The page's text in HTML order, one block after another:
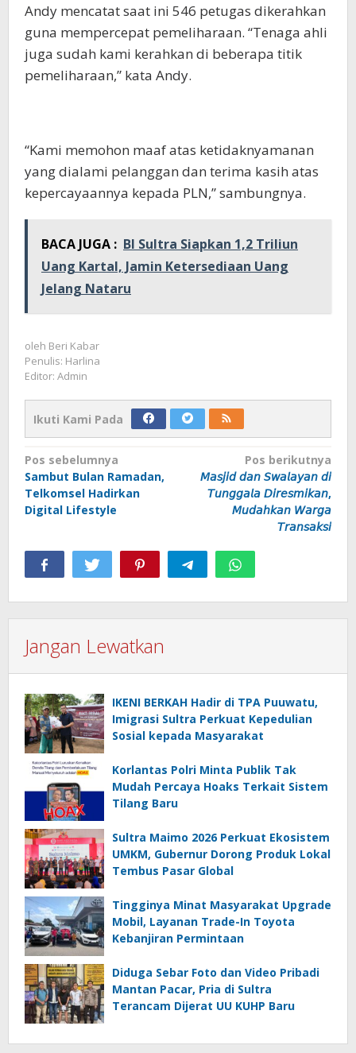
Andy mencatat saat ini 546 petugas dikerahkan
guna mempercepat pemeliharaan. “Tenaga ahli
juga sudah kami kerahkan di beberapa titik
pemeliharaan,” kata Andy.
“Kami memohon maaf atas ketidaknyamanan
yang dialami pelanggan dan terima kasih atas
kepercayaannya kepada PLN,” sambungnya.
BACA JUGA : BI Sultra Siapkan 1,2 Triliun
Uang Kartal, Jamin Ketersediaan Uang
Jelang Nataru
oleh Beri Kabar
Penulis: Harlina
Editor: Admin
Ikuti Kami Pada
Navigasi
pos
Pos sebelumnya
Sambut Bulan Ramadan,
Telkomsel Hadirkan
Digital Lifestyle
Pos berikutnya
𝘔𝘢𝘴𝘫𝘪𝘥 𝘥𝘢𝘯 𝘚𝘸𝘢𝘭𝘢𝘺𝘢𝘯 𝘥𝘪
𝘛𝘶𝘯𝘨𝘨𝘢𝘭𝘢 𝘋𝘪𝘳𝘦𝘴𝘮𝘪𝘬𝘢𝘯,
𝘔𝘶𝘥𝘢𝘩𝘬𝘢𝘯 𝘞𝘢𝘳𝘨𝘢
𝘛𝘳𝘢𝘯𝘴𝘢𝘬𝘴𝘪
Jangan Lewatkan
IKENI BERKAH Hadir di TPA Puuwatu,
Imigrasi Sultra Perkuat Kepedulian
Sosial kepada Masyarakat
Korlantas Polri Minta Publik Tak
Mudah Percaya Hoaks Terkait Sistem
Tilang Baru
Sultra Maimo 2026 Perkuat Ekosistem
UMKM, Gubernur Dorong Produk Lokal
Tembus Pasar Global
Tingginya Minat Masyarakat Upgrade
Mobil, Layanan Trade-In Toyota
Kebanjiran Permintaan
Diduga Sebar Foto dan Video Pribadi
Mantan Pacar, Pria di Sultra
Terancam Dijerat UU KUHP Baru